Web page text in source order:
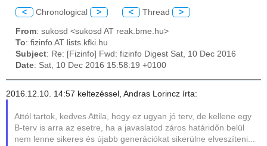
< Chronological > < Thread >
From: sukosd <sukosd AT reak.bme.hu>
To: fizinfo AT lists.kfki.hu
Subject: Re: [Fizinfo] Fwd: fizinfo Digest Sat, 10 Dec 2016
Date: Sat, 10 Dec 2016 15:58:19 +0100
2016.12.10. 14:57 keltezéssel, Andras Lorincz írta:
Attól tartok, kedves Attila, hogy ez ugyan jó terv, de kellene egy
B-terv is arra az esetre, ha a javaslatod záros határidőn belül
nem lenne sikeres és újabb generációkat sikerülne elveszíteni...